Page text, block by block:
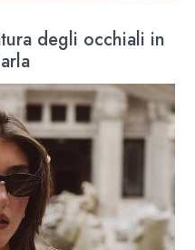
degli occhiali in